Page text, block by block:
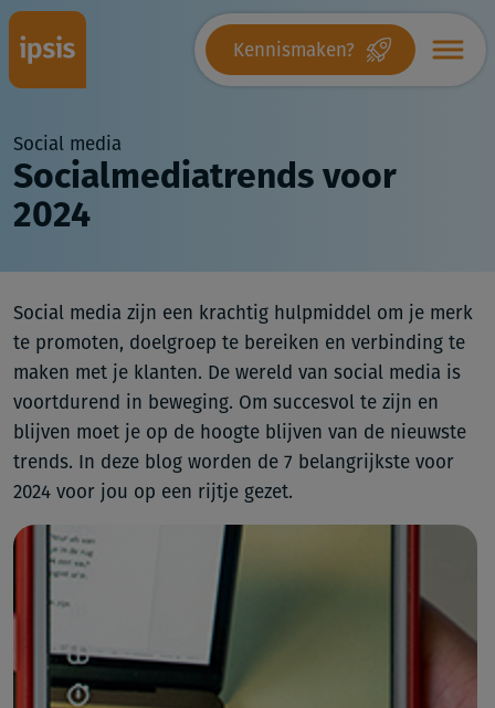
Kennismaken?
Social media
Socialmediatrends voor
2024
Social media zijn een krachtig hulpmiddel om je merk
te promoten, doelgroep te bereiken en verbinding te
maken met je klanten. De wereld van social media is
voortdurend in beweging. Om succesvol te zijn en
blijven moet je op de hoogte blijven van de nieuwste
trends. In deze blog worden de 7 belangrijkste voor
2024 voor jou op een rijtje gezet.